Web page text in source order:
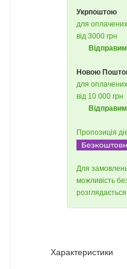
Укрпоштою
для
від 3000 грн
Новою
для
від 10 000 грн
Пропозиція
Для
можливість
Характеристики